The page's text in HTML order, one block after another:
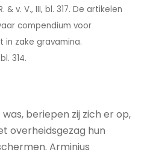
& v. V., III, bl. 317. De artikelen
compendium voor
zake gravamina.
314.
beriepen zij zich er op,
overheidsgezag hun
Arminius